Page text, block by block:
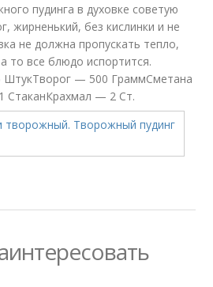
пудинга в духовке советую
жирненький, без кислинки и не
не должна пропускать тепло,
то все блюдо испортится.
ШтукТворог — 500 ГраммСметана
— 2 Ст.